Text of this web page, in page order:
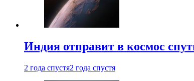
Индия отправит в космос
2 года спустя2 года спустя